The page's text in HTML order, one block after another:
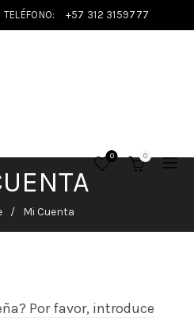
+57 312 3159777
0 0
Mi Cuenta
Por favor, introduce